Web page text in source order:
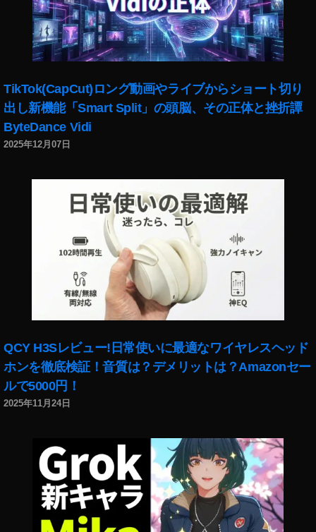
TikTok(CapCut)ロング動画やライブからショート切り
出し新機能「Smart Split」の頭脳、その正体と挫折譚
ByteDance Vidi
2025年12月07日
QCY H3Sレビュー!日常使いに最適なワイヤレスヘッド
ホンを徹底検証！音質は？デメリットは？Amazonセー
ルで5000円！
2025年11月24日